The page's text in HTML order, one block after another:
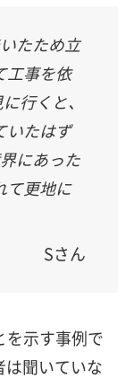
たため立
工事を依
行くと、
いたはず
にあった
て更地に
Sさん
を示す事例で
は聞いていな